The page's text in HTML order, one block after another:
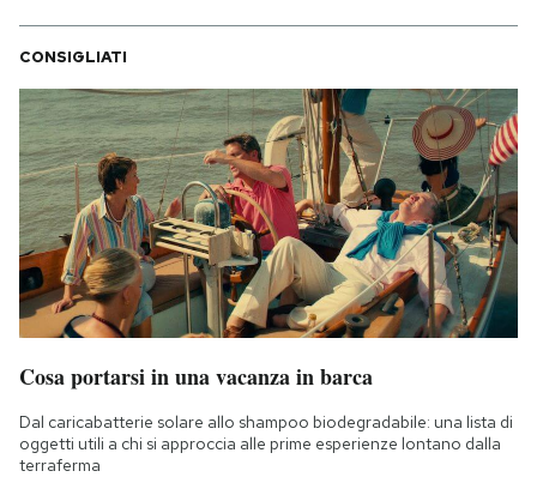
CONSIGLIATI
Cosa portarsi in una vacanza in barca
Dal caricabatterie solare allo shampoo biodegradabile: una lista di
oggetti utili a chi si approccia alle prime esperienze lontano dalla
terraferma